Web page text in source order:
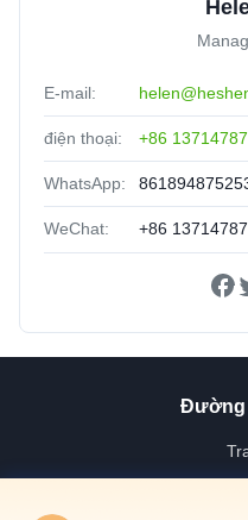
E-mail:
điện thoại: +86
WhatsApp:
WeChat: +86
Đường